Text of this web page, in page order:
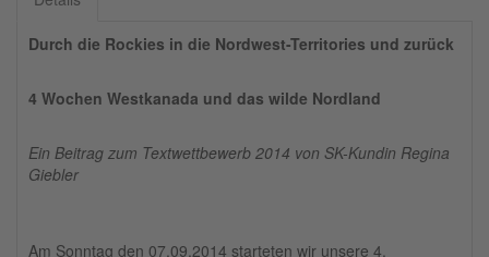
Durch die Rockies in die Nordwest-Territories und zurück
4 Wochen Westkanada und das wilde Nordland
Ein Beitrag zum Textwettbewerb 2014 von SK-Kundin Regina
Giebler
Am Sonntag den 07.09.2014 starteten wir unsere 4.